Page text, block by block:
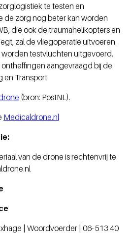
te testen en
de zorg nog beter kan worden
die ook de traumahelikopters en
zal de vliegoperatie uitvoeren.
testvluchten uitgevoerd.
aangevraagd bij de
en Transport.
(bron: PostNL).
Medicaldrone.nl
van de drone is rechtenvrij te
| Woordvoerder | 06- 513 40